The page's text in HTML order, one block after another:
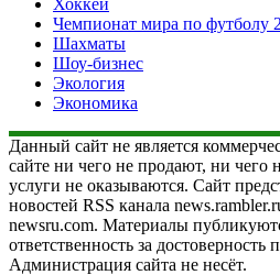
Чемпионат мира по футболу
Шахматы
Шоу-бизнес
Экология
Экономика
Данный сайт не является
сайте ни чего не продают, ни чего
услуги не оказываются. Сайт
новостей RSS канала
newsru.com. Материалы
ответственность за
Администрация сайта не несёт.